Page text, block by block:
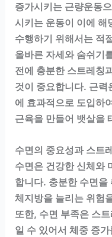
증가시키는 근량운동
시키는 운동이 이에 해
수행하기 위해서는 적
올바른 자세와 숨쉬기
전에 충분한 스트레칭
것이 중요합니다. 근
에 효과적으로 도입하
근육을 만들어 뱃살을
수면의 중요성과 스트
수면은 건강한 신체와
합니다. 충분한 수면을
체지방을 늘리는 위험
또한, 수면 부족은 스
일 수 있어서 체중 증